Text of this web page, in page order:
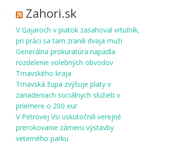
Zahori.sk
V Gajaroch v piatok zasahoval vrtuľník,
pri práci sa tam zranili dvaja muži
Generálna prokuratúra napadla
rozdelenie volebných obvodov
Trnavského kraja
Trnavská župa zvýšuje platy v
zariadeniach sociálnych služieb v
priemere o 200 eur
V Petrovej Vsi uskutočnili verejné
prerokovanie zámeru výstavby
veterného parku